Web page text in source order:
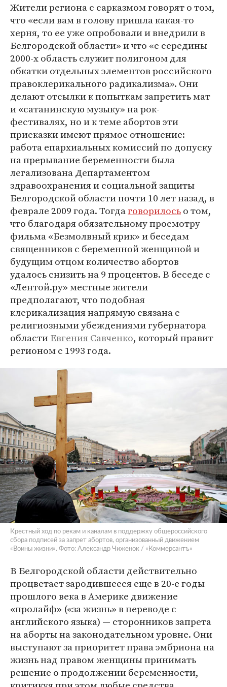
Жители региона с сарказмом говорят о том,
что «если вам в голову пришла какая-то
херня, то ее уже опробовали и внедрили в
Белгородской области» и что «с середины
2000-х область служит полигоном для
обкатки отдельных элементов российского
правоклерикального радикализма». Они
делают отсылки к попыткам запретить мат
и «сатанинскую музыку» на рок-
фестивалях, но и к теме абортов эти
присказки имеют прямое отношение:
работа епархиальных комиссий по допуску
на прерывание беременности была
легализована Департаментом
здравоохранения и социальной защиты
Белгородской области почти 10 лет назад, в
феврале 2009 года. Тогдаговорилосьо том,
что благодаря обязательному просмотру
фильма «Безмолвный крик» и беседам
священников с беременной женщиной и
будущим отцом количество абортов
удалось снизить на 9 процентов. В беседе с
«Лентой.ру» местные жители
предполагают, что подобная
клерикализация напрямую связана с
религиозными убеждениями губернатора
областиЕвгения Савченко, который правит
регионом с 1993 года.
Крестный ход по рекам и каналам в поддержку общероссийского
сбора подписей за запрет абортов, организованный движением
«Воины жизни». Фото: Александр Чиженок / «Коммерсантъ»
В Белгородской области действительно
процветает зародившееся еще в 20-е годы
прошлого века в Америке движение
«пролайф» («за жизнь» в переводе с
английского языка) — сторонников запрета
на аборты на законодательном уровне. Они
выступают за приоритет права эмбриона на
жизнь над правом женщины принимать
решение о продолжении беременности,